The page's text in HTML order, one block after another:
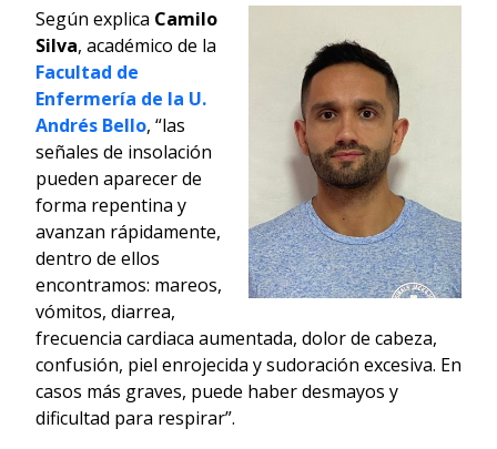
Según explica Camilo
Silva, académico de la
Facultad de
Enfermería de la U.
Andrés Bello, “las
señales de insolación
pueden aparecer de
forma repentina y
avanzan rápidamente,
dentro de ellos
encontramos: mareos,
vómitos, diarrea,
frecuencia cardiaca aumentada, dolor de cabeza,
confusión, piel enrojecida y sudoración excesiva. En
casos más graves, puede haber desmayos y
dificultad para respirar”.